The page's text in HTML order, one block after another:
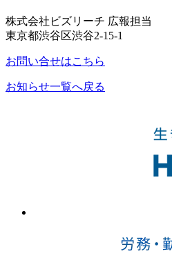
株式会社ビズリーチ 広報担当
東京都渋谷区渋谷2-15-1
お問い合せはこちら
お知らせ一覧へ戻る